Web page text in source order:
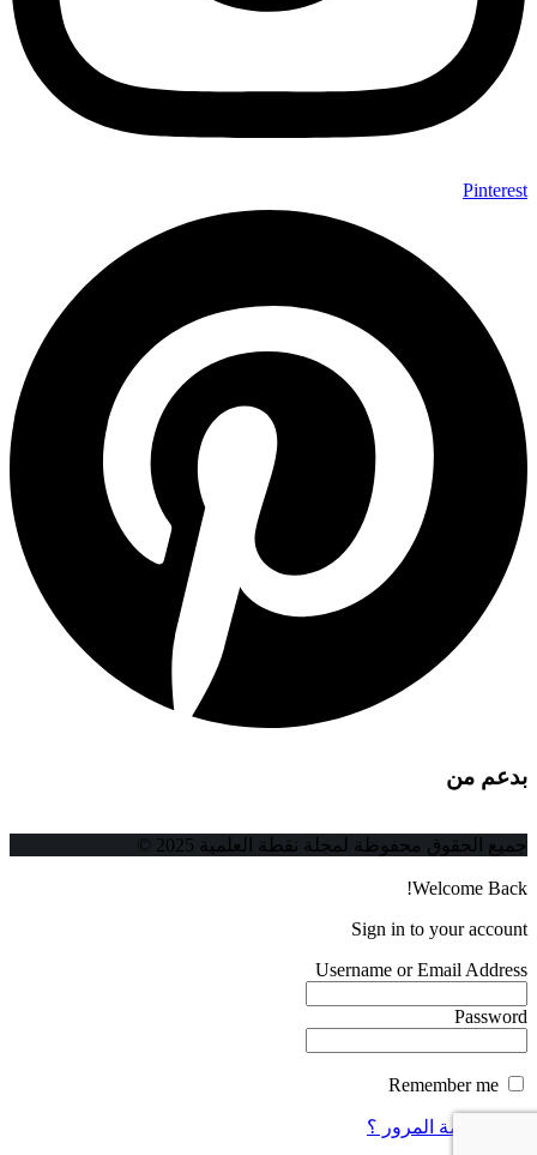
Pinterest
بدعم من
جميع الحقوق محفوظة لمجلة نقطة العلمية 2025 ©
Welcome Back!
Sign in to your account
Username or Email Address
Password
فقدت كلمة المرور ؟